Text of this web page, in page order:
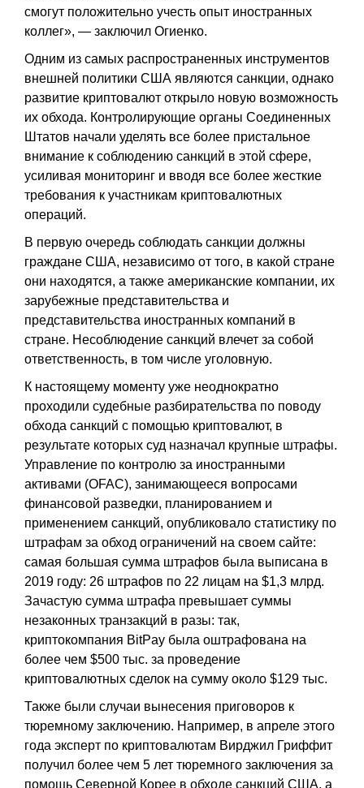
смогут положительно учесть опыт иностранных
коллег», — заключил Огиенко.
Одним из самых распространенных инструментов
внешней политики США являются санкции, однако
развитие криптовалют открыло новую возможность
их обхода. Контролирующие органы Соединенных
Штатов начали уделять все более пристальное
внимание к соблюдению санкций в этой сфере,
усиливая мониторинг и вводя все более жесткие
требования к участникам криптовалютных
операций.
В первую очередь соблюдать санкции должны
граждане США, независимо от того, в какой стране
они находятся, а также американские компании, их
зарубежные представительства и
представительства иностранных компаний в
стране. Несоблюдение санкций влечет за собой
ответственность, в том числе уголовную.
К настоящему моменту уже неоднократно
проходили судебные разбирательства по поводу
обхода санкций с помощью криптовалют, в
результате которых суд назначал крупные штрафы.
Управление по контролю за иностранными
активами (OFAC), занимающееся вопросами
финансовой разведки, планированием и
применением санкций, опубликовало статистику по
штрафам за обход ограничений на своем сайте:
самая большая сумма штрафов была выписана в
2019 году: 26 штрафов по 22 лицам на $1,3 млрд.
Зачастую сумма штрафа превышает суммы
незаконных транзакций в разы: так,
криптокомпания BitPay была оштрафована на
более чем $500 тыс. за проведение
криптовалютных сделок на сумму около $129 тыс.
Также были случаи вынесения приговоров к
тюремному заключению. Например, в апреле этого
года эксперт по криптовалютам Вирджил Гриффит
получил более чем 5 лет тюремного заключения за
помощь Северной Корее в обходе санкций США, а